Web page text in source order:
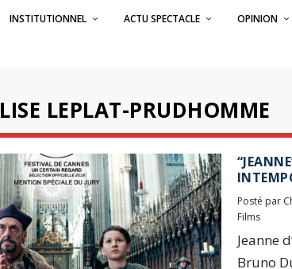
INSTITUTIONNEL ACTU SPECTACLE OPINION
LISE LEPLAT-PRUDHOMME
Posté par
Films
Jeanne
Bruno